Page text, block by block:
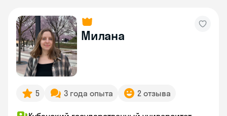
Милана
5 3 года опыта 2 отзыва